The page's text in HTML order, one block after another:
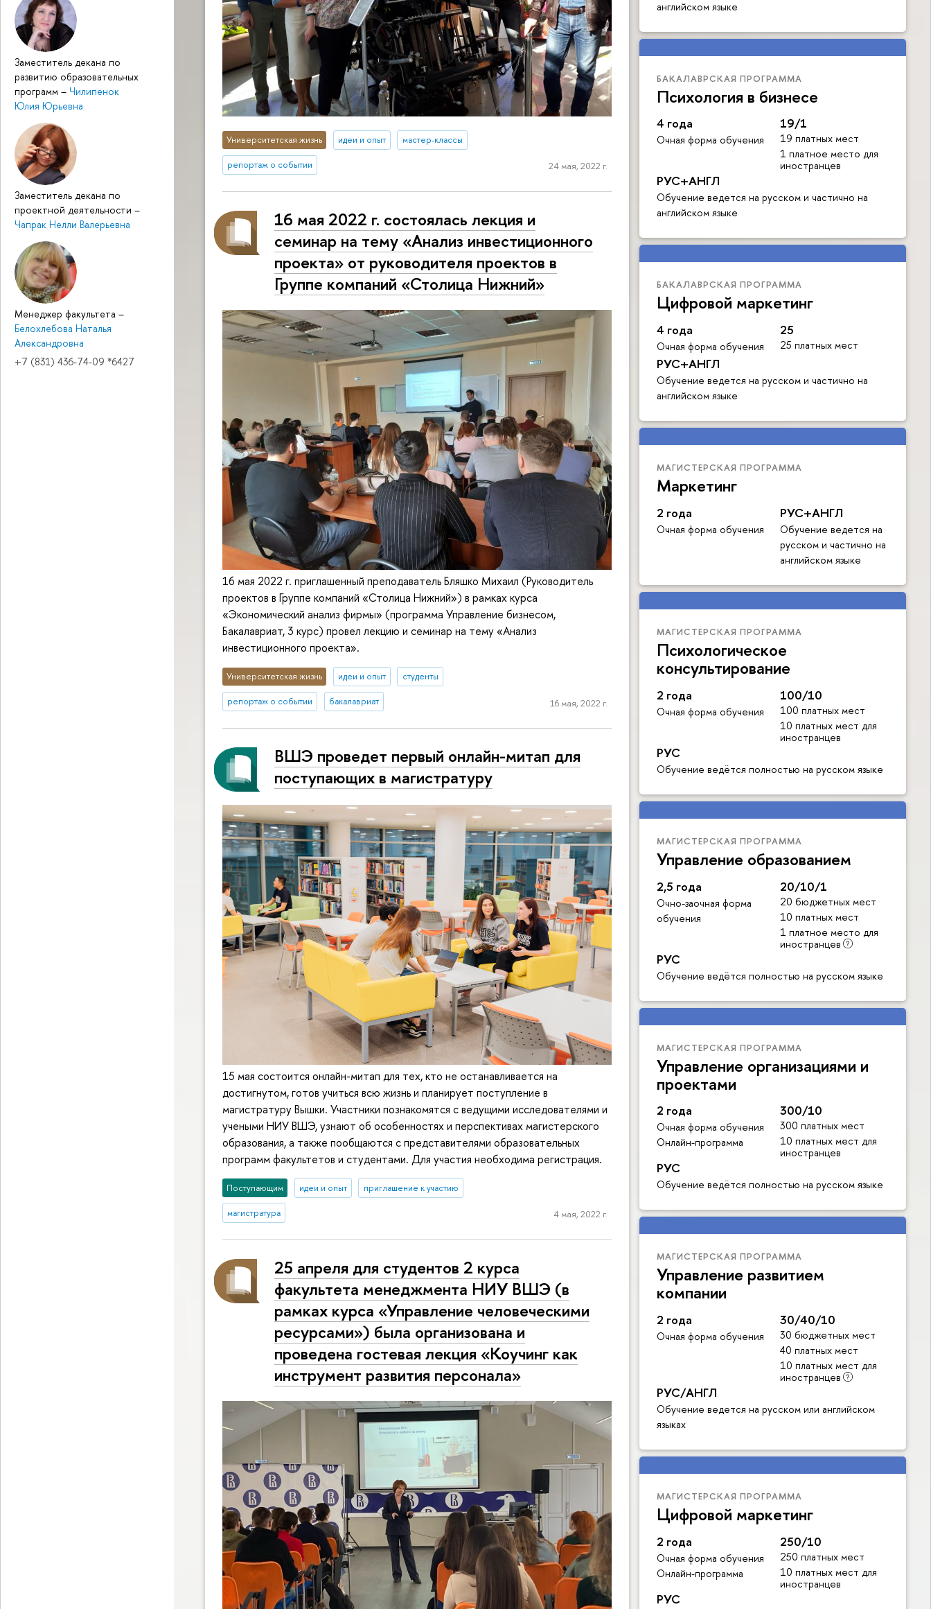
Заместитель декана по
развитию образовательных
программ – Чилипенок
Юлия Юрьевна
Заместитель декана по
проектной деятельности –
Чапрак Нелли Валерьевна
Менеджер факультета –
Белохлебова Наталья
Александровна
+7 (831) 436-74-09 *6427
английском языке
БАКАЛАВРСКАЯ ПРОГРАММА
Психология в бизнесе
4 года
Очная форма обучения
19/1
19 платных мест
1 платное место для
иностранцев
РУС+АНГЛ
Обучение ведется на русском и частично на
английском языке
БАКАЛАВРСКАЯ ПРОГРАММА
Цифровой маркетинг
4 года
Очная форма обучения
25
25 платных мест
РУС+АНГЛ
Обучение ведется на русском и частично на
английском языке
МАГИСТЕРСКАЯ ПРОГРАММА
Маркетинг
2 года
Очная форма обучения
РУС+АНГЛ
Обучение ведется на
русском и частично на
английском языке
МАГИСТЕРСКАЯ ПРОГРАММА
Психологическое
консультирование
2 года
Очная форма обучения
100/10
100 платных мест
10 платных мест для
иностранцев
РУС
Обучение ведётся полностью на русском языке
МАГИСТЕРСКАЯ ПРОГРАММА
Управление образованием
2,5 года
Очно-заочная форма
обучения
20/10/1
20 бюджетных мест
10 платных мест
1 платное место для
иностранцев
РУС
Обучение ведётся полностью на русском языке
МАГИСТЕРСКАЯ ПРОГРАММА
Управление организациями и
проектами
2 года
Очная форма обучения
Онлайн-программа
300/10
300 платных мест
10 платных мест для
иностранцев
РУС
Обучение ведётся полностью на русском языке
МАГИСТЕРСКАЯ ПРОГРАММА
Управление развитием
компании
2 года
Очная форма обучения
30/40/10
30 бюджетных мест
40 платных мест
10 платных мест для
иностранцев
РУС/АНГЛ
Обучение ведется на русском или английском
языках
МАГИСТЕРСКАЯ ПРОГРАММА
Цифровой маркетинг
2 года
Очная форма обучения
Онлайн-программа
250/10
250 платных мест
10 платных мест для
иностранцев
РУС
Университетская жизнь идеи и опыт мастер-классы
репортаж о событии 24 мая, 2022 г.
16 мая 2022 г. состоялась лекция и
семинар на тему «Анализ инвестиционного
проекта» от руководителя проектов в
Группе компаний «Столица Нижний»
16 мая 2022 г. приглашенный преподаватель Бляшко Михаил (Руководитель
проектов в Группе компаний «Столица Нижний») в рамках курса
«Экономический анализ фирмы» (программа Управление бизнесом,
Бакалавриат, 3 курс) провел лекцию и семинар на тему «Анализ
инвестиционного проекта».
Университетская жизнь идеи и опыт студенты
репортаж о событии бакалавриат 16 мая, 2022 г.
ВШЭ проведет первый онлайн-митап для
поступающих в магистратуру
15 мая состоится онлайн-митап для тех, кто не останавливается на
достигнутом, готов учиться всю жизнь и планирует поступление в
магистратуру Вышки. Участники познакомятся с ведущими исследователями и
учеными НИУ ВШЭ, узнают об особенностях и перспективах магистерского
образования, а также пообщаются с представителями образовательных
программ факультетов и студентами. Для участия необходима регистрация.
Поступающим идеи и опыт приглашение к участию
магистратура 4 мая, 2022 г.
25 апреля для студентов 2 курса
факультета менеджмента НИУ ВШЭ (в
рамках курса «Управление человеческими
ресурсами») была организована и
проведена гостевая лекция «Коучинг как
инструмент развития персонала»